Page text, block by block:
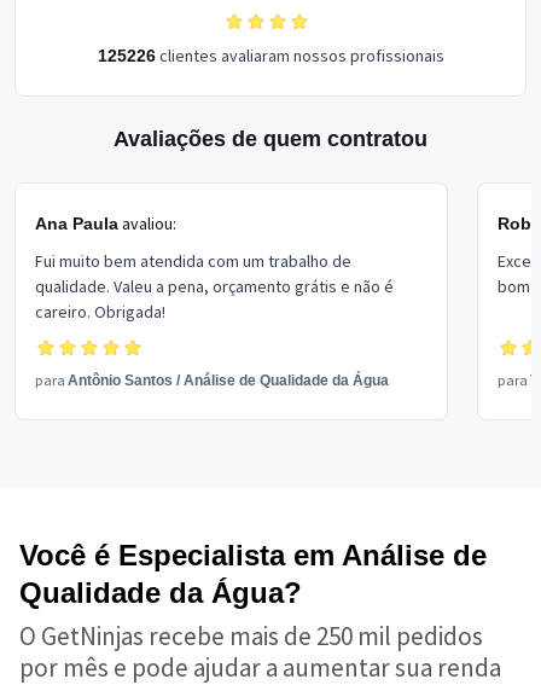
125226clientes avaliaram nossos profissionais
Avaliações de quem contratou
Ana Paulaavaliou:
Fui muito bem atendida com um trabalho de
qualidade. Valeu a pena, orçamento grátis e não é
careiro. Obrigada!
para Antônio Santos / Análise de Qualidade da Água
bom
para
Você é Especialista em Análise de
Qualidade da Água?
O GetNinjas recebe mais de 250 mil pedidos
por mês e pode ajudar a aumentar sua renda